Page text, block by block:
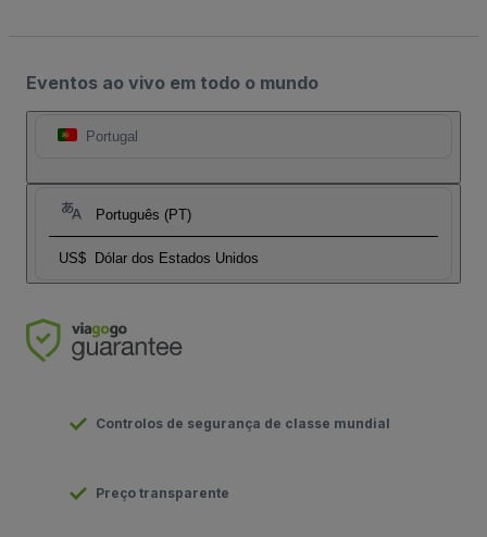
Eventos ao vivo em todo o mundo
Portugal
Português (PT)
US$ Dólar dos Estados Unidos
Controlos de segurança de classe mundial
Preço transparente